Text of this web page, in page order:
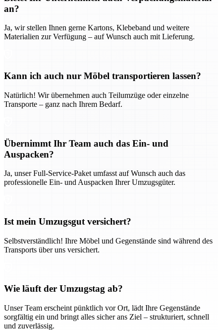
an?
Ja, wir stellen Ihnen gerne Kartons, Klebeband und weitere
Materialien zur Verfügung – auf Wunsch auch mit Lieferung.
Kann ich auch nur Möbel transportieren lassen?
Natürlich! Wir übernehmen auch Teilumzüge oder einzelne
Transporte – ganz nach Ihrem Bedarf.
Übernimmt Ihr Team auch das Ein- und
Auspacken?
Ja, unser Full-Service-Paket umfasst auf Wunsch auch das
professionelle Ein- und Auspacken Ihrer Umzugsgüter.
Ist mein Umzugsgut versichert?
Selbstverständlich! Ihre Möbel und Gegenstände sind während des
Transports über uns versichert.
Wie läuft der Umzugstag ab?
Unser Team erscheint pünktlich vor Ort, lädt Ihre Gegenstände
sorgfältig ein und bringt alles sicher ans Ziel – strukturiert, schnell
und zuverlässig.